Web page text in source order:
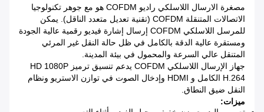
مصغرة الارسال اللاسلكي راديو COFDM هو مع جوهر تكنولوجيا
الاتصالات المتنقلة COFDM (تقنية تعديل متعدد الناقل).
يمكن
للمرسل اللاسلكي COFDM إرسال إشارة فيديو رقمية عالية الجودة
ومستقرة عالية الدقة بالكامل في ظل حالة النقل غير المرئي
المتنقل عالي السرعة والمحمول في بيئة المدينة.
جهاز الإرسال اللاسلكي COFDM يدعم تنسيق ترميز HD 1080P
H.264 الكامل و HDMI وإدخال الصوت في توازن الاستريو ونظام
النقل ضيق النطاق.
ميزات: